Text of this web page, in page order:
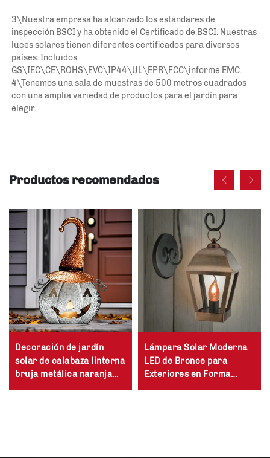
3\Nuestra empresa ha alcanzado los estándares de
inspección BSCI y ha obtenido el Certificado de BSCI. Nuestras
luces solares tienen diferentes certificados para diversos
países. Incluidos
GS\IEC\CE\ROHS\EVC\IP44\UL\EPR\FCC\informe EMC.
4\Tenemos una sala de muestras de 500 metros cuadrados
con una amplia variedad de productos para el jardín para
elegir.
Productos recomendados
Decoración de jardín
solar de calabaza linterna
bruja metálica naranja
Lámpara Solar Moderna
LED de Bronce para
Exteriores en Forma